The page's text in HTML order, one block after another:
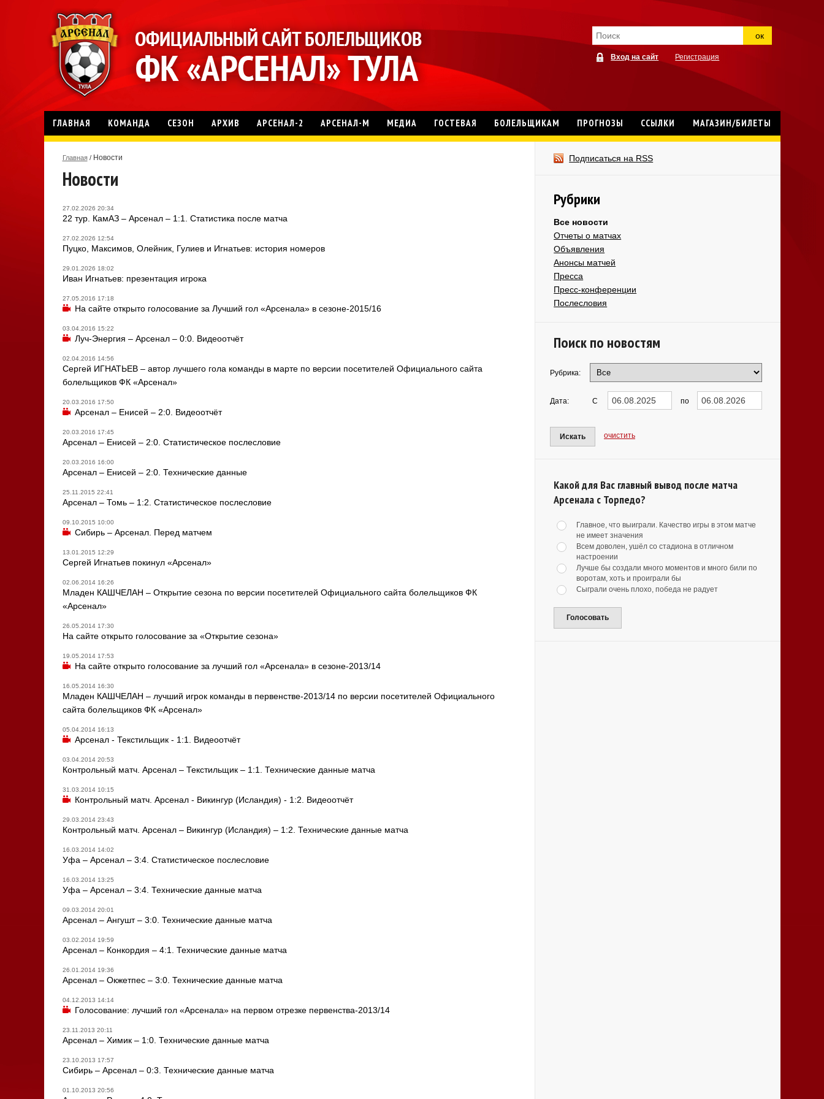
ок
Вход на сайт Регистрация
ГЛАВНАЯ КОМАНДА СЕЗОН АРХИВ АРСЕНАЛ-2 АРСЕНАЛ-М МЕДИА ГОСТЕВАЯ БОЛЕЛЬЩИКАМ ПРОГНОЗЫ ССЫЛКИ МАГАЗИН/БИЛЕТЫ
Главная /Новости
Новости
27.02.2026 20:34
22 тур. КамАЗ – Арсенал – 1:1. Статистика после матча
27.02.2026 12:54
Пуцко, Максимов, Олейник, Гулиев и Игнатьев: история номеров
29.01.2026 18:02
Иван Игнатьев: презентация игрока
27.05.2016 17:18
На сайте открыто голосование за Лучший гол «Арсенала» в сезоне-2015/16
03.04.2016 15:22
Луч-Энергия – Арсенал – 0:0. Видеоотчёт
02.04.2016 14:56
Сергей ИГНАТЬЕВ – автор лучшего гола команды в марте по версии посетителей Официального сайта
болельщиков ФК «Арсенал»
20.03.2016 17:50
Арсенал – Енисей – 2:0. Видеоотчёт
20.03.2016 17:45
Арсенал – Енисей – 2:0. Статистическое послесловие
20.03.2016 16:00
Арсенал – Енисей – 2:0. Технические данные
25.11.2015 22:41
Арсенал – Томь – 1:2. Статистическое послесловие
09.10.2015 10:00
Сибирь – Арсенал. Перед матчем
13.01.2015 12:29
Сергей Игнатьев покинул «Арсенал»
02.06.2014 16:26
Младен КАШЧЕЛАН – Открытие сезона по версии посетителей Официального сайта болельщиков ФК
«Арсенал»
26.05.2014 17:30
На сайте открыто голосование за «Открытие сезона»
19.05.2014 17:53
На сайте открыто голосование за лучший гол «Арсенала» в сезоне-2013/14
16.05.2014 16:30
Младен КАШЧЕЛАН – лучший игрок команды в первенстве-2013/14 по версии посетителей Официального
сайта болельщиков ФК «Арсенал»
05.04.2014 16:13
Арсенал - Текстильщик - 1:1. Видеоотчёт
03.04.2014 20:53
Контрольный матч. Арсенал – Текстильщик – 1:1. Технические данные матча
31.03.2014 10:15
Контрольный матч. Арсенал - Викингур (Исландия) - 1:2. Видеоотчёт
29.03.2014 23:43
Контрольный матч. Арсенал – Викингур (Исландия) – 1:2. Технические данные матча
16.03.2014 14:02
Уфа – Арсенал – 3:4. Статистическое послесловие
16.03.2014 13:25
Уфа – Арсенал – 3:4. Технические данные матча
09.03.2014 20:01
Арсенал – Ангушт – 3:0. Технические данные матча
03.02.2014 19:59
Арсенал – Конкордия – 4:1. Технические данные матча
26.01.2014 19:36
Арсенал – Окжетпес – 3:0. Технические данные матча
04.12.2013 14:14
Голосование: лучший гол «Арсенала» на первом отрезке первенства-2013/14
23.11.2013 20:11
Арсенал – Химик – 1:0. Технические данные матча
23.10.2013 17:57
Сибирь – Арсенал – 0:3. Технические данные матча
01.10.2013 20:56
Подписаться на RSS
Рубрики
Все новости
Отчеты о матчах
Объявления
Анонсы матчей
Пресса
Пресс-конференции
Послесловия
Поиск по новостям
Рубрика:
Дата: С по
Искать очистить
Какой для Вас главный вывод после матча
Арсенала с Торпедо?
Главное, что выиграли. Качество игры в этом матче
не имеет значения
Всем доволен, ушёл со стадиона в отличном
настроении
Лучше бы создали много моментов и много били по
воротам, хоть и проиграли бы
Сыграли очень плохо, победа не радует
Голосовать